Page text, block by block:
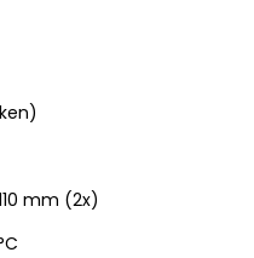
mm (2x)